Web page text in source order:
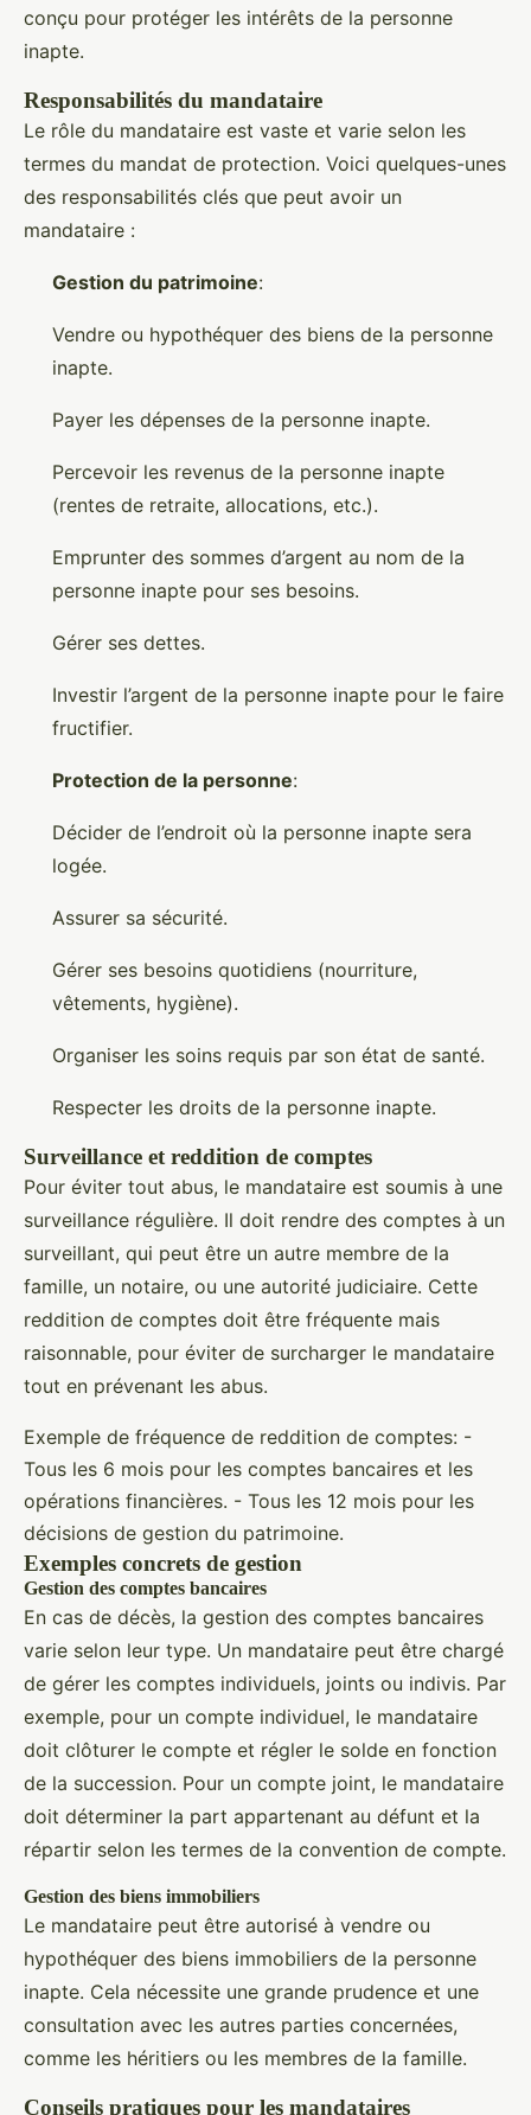
conçu pour protéger les intérêts de la personne
inapte.
Responsabilités du mandataire
Le rôle du mandataire est vaste et varie selon les
termes du mandat de protection. Voici quelques-unes
des responsabilités clés que peut avoir un
mandataire :
Gestion du patrimoine:
Vendre ou hypothéquer des biens de la personne
inapte.
Payer les dépenses de la personne inapte.
Percevoir les revenus de la personne inapte
(rentes de retraite, allocations, etc.).
Emprunter des sommes d’argent au nom de la
personne inapte pour ses besoins.
Gérer ses dettes.
Investir l’argent de la personne inapte pour le faire
fructifier.
Protection de la personne:
Décider de l’endroit où la personne inapte sera
logée.
Assurer sa sécurité.
Gérer ses besoins quotidiens (nourriture,
vêtements, hygiène).
Organiser les soins requis par son état de santé.
Respecter les droits de la personne inapte.
Surveillance et reddition de comptes
Pour éviter tout abus, le mandataire est soumis à une
surveillance régulière. Il doit rendre des comptes à un
surveillant, qui peut être un autre membre de la
famille, un notaire, ou une autorité judiciaire. Cette
reddition de comptes doit être fréquente mais
raisonnable, pour éviter de surcharger le mandataire
tout en prévenant les abus.
Exemple de fréquence de reddition de comptes: -
Tous les 6 mois pour les comptes bancaires et les
opérations financières. - Tous les 12 mois pour les
décisions de gestion du patrimoine.
Exemples concrets de gestion
Gestion des comptes bancaires
En cas de décès, la gestion des comptes bancaires
varie selon leur type. Un mandataire peut être chargé
de gérer les comptes individuels, joints ou indivis. Par
exemple, pour un compte individuel, le mandataire
doit clôturer le compte et régler le solde en fonction
de la succession. Pour un compte joint, le mandataire
doit déterminer la part appartenant au défunt et la
répartir selon les termes de la convention de compte.
Gestion des biens immobiliers
Le mandataire peut être autorisé à vendre ou
hypothéquer des biens immobiliers de la personne
inapte. Cela nécessite une grande prudence et une
consultation avec les autres parties concernées,
comme les héritiers ou les membres de la famille.
Conseils pratiques pour les mandataires